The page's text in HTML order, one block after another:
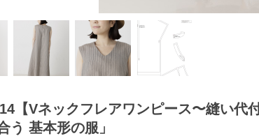
【Vネックフレアワンピース〜縫い代
う 基本形の服」